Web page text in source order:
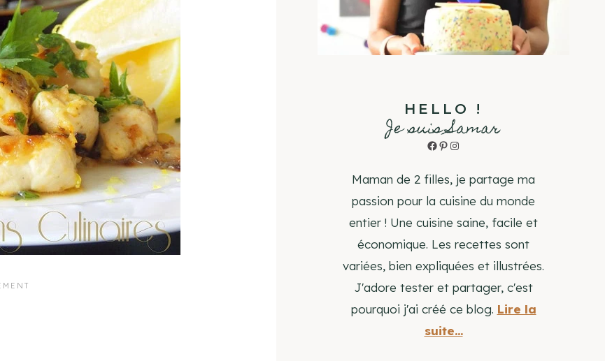
HELLO !
Je suis Samar
Facebook
Pinterest
Instagram
Maman de 2 filles, je partage ma
passion pour la cuisine du monde
entier ! Une cuisine saine, facile et
économique. Les recettes sont
variées, bien expliquées et illustrées.
J'adore tester et partager, c'est
pourquoi j'ai créé ce blog. Lire la
suite...